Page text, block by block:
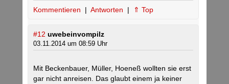
Kommentieren | Antworten | ⇑ Top
#12 uwebeinvompilz
03.11.2014 um 08:59 Uhr
Mit Beckenbauer, Müller, Hoeneß wollten sie erst
gar nicht anreisen. Das glaubt einem ja keiner